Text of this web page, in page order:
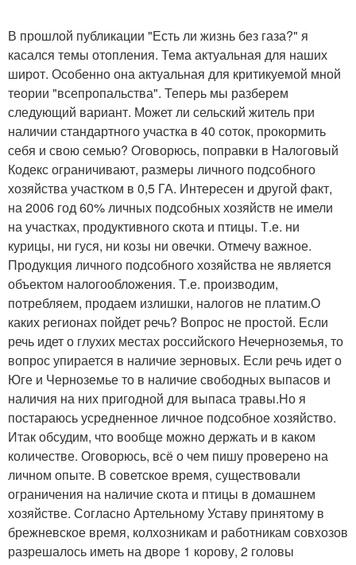
В прошлой публикации "Есть ли жизнь без газа?" я
касался темы отопления. Тема актуальная для наших
широт. Особенно она актуальная для критикуемой мной
теории "всепропальства". Теперь мы разберем
следующий вариант. Может ли сельский житель при
наличии стандартного участка в 40 соток, прокормить
себя и свою семью? Оговорюсь, поправки в Налоговый
Кодекс ограничивают, размеры личного подсобного
хозяйства участком в 0,5 ГА. Интересен и другой факт,
на 2006 год 60% личных подсобных хозяйств не имели
на участках, продуктивного скота и птицы. Т.е. ни
курицы, ни гуся, ни козы ни овечки. Отмечу важное.
Продукция личного подсобного хозяйства не является
объектом налогообложения. Т.е. производим,
потребляем, продаем излишки, налогов не платим.О
каких регионах пойдет речь? Вопрос не простой. Если
речь идет о глухих местах российского Нечерноземья, то
вопрос упирается в наличие зерновых. Если речь идет о
Юге и Черноземье то в наличие свободных выпасов и
наличия на них пригодной для выпаса травы.Но я
постараюсь усредненное личное подсобное хозяйство.
Итак обсудим, что вообще можно держать и в каком
количестве. Оговорюсь, всё о чем пишу проверено на
личном опыте. В советское время, существовали
ограничения на наличие скота и птицы в домашнем
хозяйстве. Согласно Артельному Уставу принятому в
брежневское время, колхозникам и работникам совхозов
разрешалось иметь на дворе 1 корову, 2 головы